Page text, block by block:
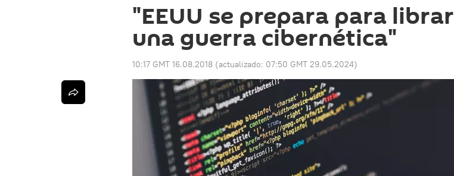
"EEUU se prepara para librar
una guerra cibernética"
10:17 GMT 16.08.2018 (actualizado: 07:50 GMT 29.05.2024)